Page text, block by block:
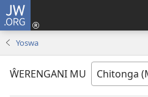
JW.ORG
Yoswa
ŴERENGANI MU